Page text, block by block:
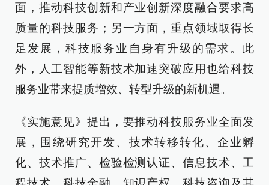
面，推动科技创新和产业创新深度融合要求高
质量的科技服务；另一方面，重点领域取得长
足发展，科技服务业自身有升级的需求。此
外，人工智能等新技术加速突破应用也给科技
服务业带来提质增效、转型升级的新机遇。
《实施意见》提出，要推动科技服务业全面发
展，围绕研究开发、技术转移转化、企业孵
化、技术推广、检验检测认证、信息技术、工